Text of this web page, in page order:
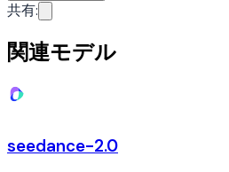
共有:
関連モデル
seedance-2.0